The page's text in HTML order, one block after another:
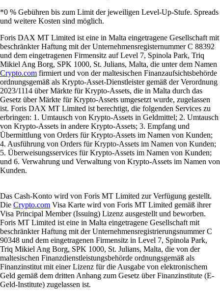
*0 % Gebühren bis zum Limit der jeweiligen Level-Up-Stufe. Spreads
und weitere Kosten sind möglich.
Foris DAX MT Limited ist eine in Malta eingetragene Gesellschaft mit
beschränkter Haftung mit der Unternehmensregisternummer C 88392
und dem eingetragenen Firmensitz auf Level 7, Spinola Park, Triq
Mikiel Ang Borg, SPK 1000, St. Julians, Malta, die unter dem Namen
Crypto.com firmiert und von der maltesischen Finanzaufsichtsbehörde
ordnungsgemäß als Krypto-Asset-Dienstleister gemäß der Verordnung
2023/1114 über Märkte für Krypto-Assets, die in Malta durch das
Gesetz über Märkte für Krypto-Assets umgesetzt wurde, zugelassen
ist. Foris DAX MT Limited ist berechtigt, die folgenden Services zu
erbringen: 1. Umtausch von Krypto-Assets in Geldmittel; 2. Umtausch
von Krypto-Assets in andere Krypto-Assets; 3. Empfang und
Übermittlung von Orders für Krypto-Assets im Namen von Kunden;
4. Ausführung von Orders für Krypto-Assets im Namen von Kunden;
5. Überweisungsservices für Krypto-Assets im Namen von Kunden;
und 6. Verwahrung und Verwaltung von Krypto-Assets im Namen von
Kunden.
Das Cash-Konto wird von Foris MT Limited zur Verfügung gestellt.
Die Crypto.com Visa Karte wird von Foris MT Limited gemäß ihrer
Visa Principal Member (Issuing) Lizenz ausgestellt und beworben.
Foris MT Limited ist eine in Malta eingetragene Gesellschaft mit
beschränkter Haftung mit der Unternehmensregistrierungsnummer C
90348 und dem eingetragenen Firmensitz in Level 7, Spinola Park,
Triq Mikiel Ang Borg, SPK 1000, St. Julians, Malta, die von der
maltesischen Finanzdienstleistungsbehörde ordnungsgemäß als
Finanzinstitut mit einer Lizenz für die Ausgabe von elektronischem
Geld gemäß dem dritten Anhang zum Gesetz über Finanzinstitute (E-
Geld-Institute) zugelassen ist.